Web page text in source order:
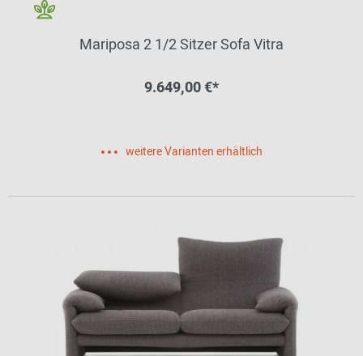
Mariposa 2 1/2 Sitzer Sofa Vitra
9.649,00 €*
weitere Varianten erhältlich